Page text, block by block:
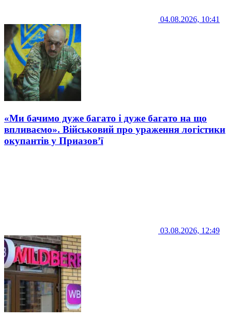
04.08.2026, 10:41
«Ми бачимо дуже багато і дуже багато на що
впливаємо». Військовий про ураження логістики
окупантів у Приазов’ї
03.08.2026, 12:49